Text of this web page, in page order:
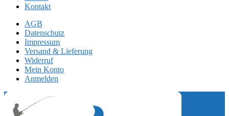
Kontakt
AGB
Datenschutz
Impressum
Versand & Lieferung
Widerruf
Mein Konto
Anmelden